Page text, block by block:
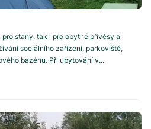
stany, tak i pro obytné přívěsy a
sociálního zařízení, parkoviště,
bazénu. Při ubytování v...